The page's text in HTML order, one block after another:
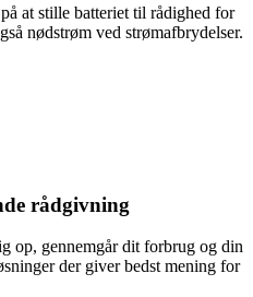
at stille batteriet til rådighed for
nødstrøm ved strømafbrydelser.
rådgivning
op, gennemgår dit forbrug og din
der giver bedst mening for